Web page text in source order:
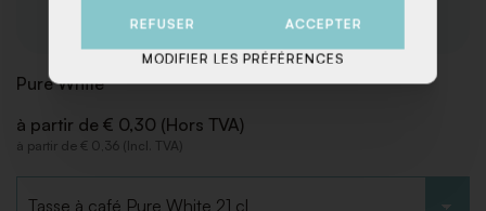
Pure White
à partir de € 0,30 (Hors TVA)
à partir de € 0,36 (Incl. TVA)
REFUSER ACCEPTER
MODIFIER LES PRÉFÉRENCES